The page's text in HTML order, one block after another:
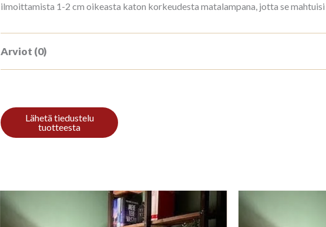
ilmoittamista 1-2 cm oikeasta katon korkeudesta matalampana, jotta se mahtuisi
Arviot (0)
Kirjoita ensimmäinen arvio tuotteelle “Kirjahylly 3/7